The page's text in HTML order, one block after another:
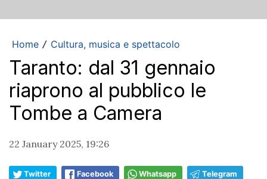
Home / Cultura, musica e spettacolo
Taranto: dal 31 gennaio
riaprono al pubblico le
Tombe a Camera
22 January 2025, 19:26
Twitter Facebook Whatsapp Telegram